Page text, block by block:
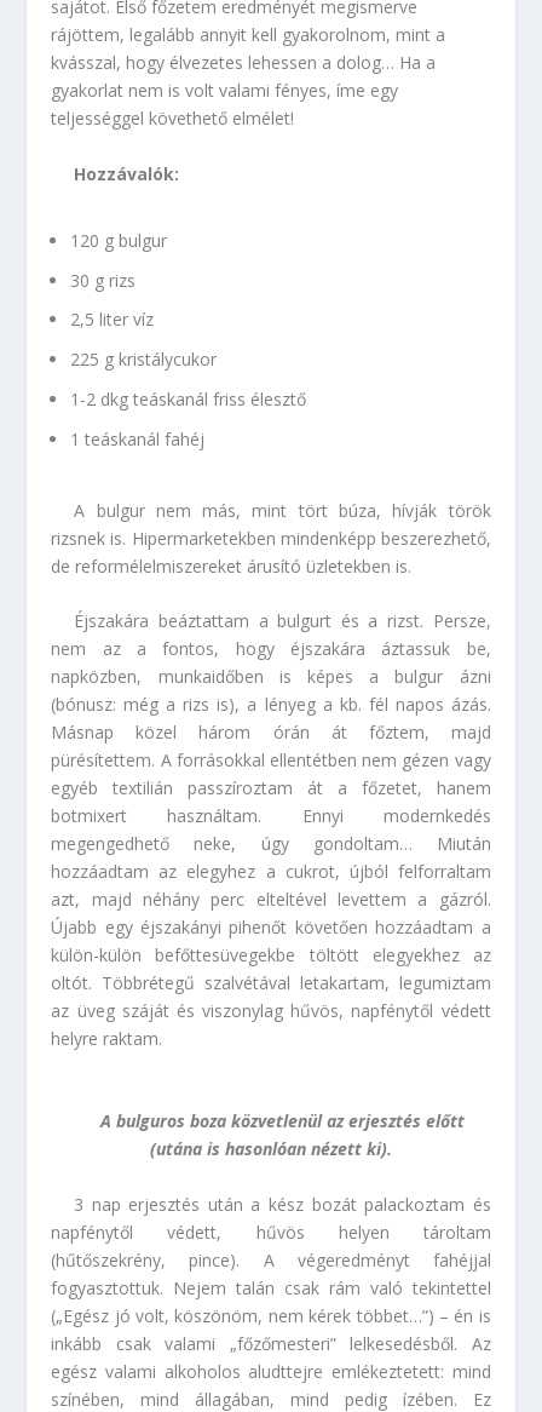
sajátot. Első főzetem eredményét megismerve
rájöttem, legalább annyit kell gyakorolnom, mint a
kvásszal, hogy élvezetes lehessen a dolog… Ha a
gyakorlat nem is volt valami fényes, íme egy
teljességgel követhető elmélet!
Hozzávalók:
120 g bulgur
30 g rizs
2,5 liter víz
225 g kristálycukor
1-2 dkg teáskanál friss élesztő
1 teáskanál fahéj
A bulgur nem más, mint tört búza, hívják török
rizsnek is. Hipermarketekben mindenképp beszerezhető,
de reformélelmiszereket árusító üzletekben is.
Éjszakára beáztattam a bulgurt és a rizst. Persze,
nem az a fontos, hogy éjszakára áztassuk be,
napközben, munkaidőben is képes a bulgur ázni
(bónusz: még a rizs is), a lényeg a kb. fél napos ázás.
Másnap közel három órán át főztem, majd
pürésítettem. A forrásokkal ellentétben nem gézen vagy
egyéb textilián passzíroztam át a főzetet, hanem
botmixert használtam. Ennyi modernkedés
megengedhető neke, úgy gondoltam… Miután
hozzáadtam az elegyhez a cukrot, újból felforraltam
azt, majd néhány perc elteltével levettem a gázról.
Újabb egy éjszakányi pihenőt követően hozzáadtam a
külön-külön befőttesüvegekbe töltött elegyekhez az
oltót. Többrétegű szalvétával letakartam, legumiztam
az üveg száját és viszonylag hűvös, napfénytől védett
helyre raktam.
A bulguros boza közvetlenül az erjesztés előtt
(utána is hasonlóan nézett ki).
3 nap erjesztés után a kész bozát palackoztam és
napfénytől védett, hűvös helyen tároltam
(hűtőszekrény, pince). A végeredményt fahéjjal
fogyasztottuk. Nejem talán csak rám való tekintettel
(„Egész jó volt, köszönöm, nem kérek többet…”) – én is
inkább csak valami „főzőmesteri” lelkesedésből. Az
egész valami alkoholos aludttejre emlékeztetett: mind
színében, mind állagában, mind pedig ízében. Ez